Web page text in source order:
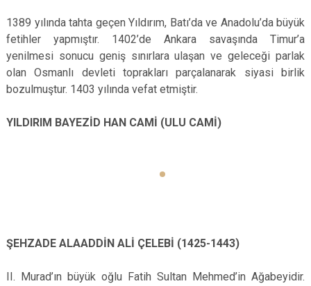
1389 yılında tahta geçen Yıldırım, Batı’da ve Anadolu’da büyük
fetihler yapmıştır. 1402’de Ankara savaşında Timur’a
yenilmesi sonucu geniş sınırlara ulaşan ve geleceği parlak
olan Osmanlı devleti toprakları parçalanarak siyasi birlik
bozulmuştur. 1403 yılında vefat etmiştir.
YILDIRIM BAYEZİD HAN CAMİ (ULU CAMİ)
ŞEHZADE ALAADDİN ALİ ÇELEBİ (1425-1443)
II. Murad’ın büyük oğlu Fatih Sultan Mehmed’in Ağabeyidir.